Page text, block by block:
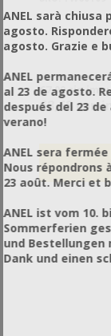
€7,00 sin
€8,68 con
ANEL sarà chiusa
agosto.
agosto. Grazie e
ANEL
al 23 de agosto.
después del 23
verano!
ANEL sera
Nous répondrons
23 août. Merci et
ANEL ist vom 10.
Sommerferien
und Bestellungen
Dank und einen